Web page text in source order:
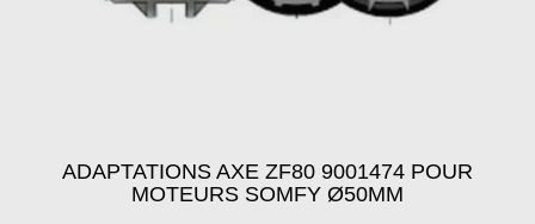
ADAPTATIONS AXE ZF80 9001474 POUR
MOTEURS SOMFY Ø50MM